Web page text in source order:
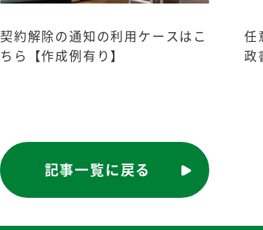
契約解除の通知の利用ケースはこ
ちら【作成例有り】
任
政
記事一覧に戻る